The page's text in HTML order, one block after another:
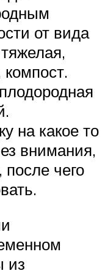
от вида
компост.
на какое то
внимания,
чего
из